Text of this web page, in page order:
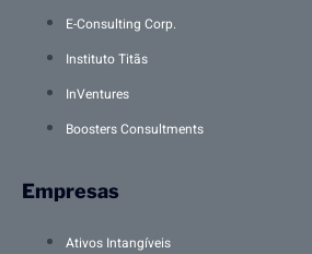
E-Consulting Corp.
Instituto Titãs
InVentures
Boosters Consultments
Empresas
Ativos Intangíveis